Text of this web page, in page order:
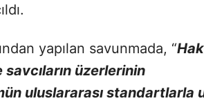
yapılan savunmada, “
üzerlerinin
uluslararası standartlarla